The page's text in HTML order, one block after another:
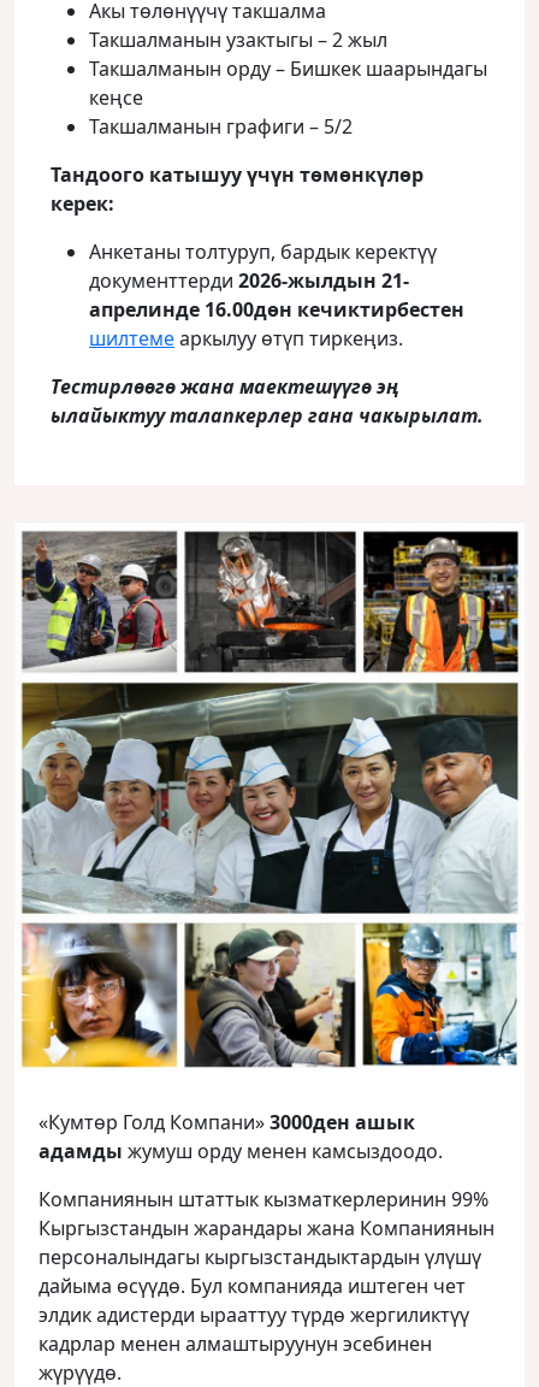
Акы төлөнүүчү такшалма
Такшалманын узактыгы – 2 жыл
Такшалманын орду – Бишкек шаарындагы
кеңсе
Такшалманын графиги – 5/2
Тандоого катышуу үчүн төмөнкүлөр
керек:
Анкетаны толтуруп, бардык керектүү
документтерди 2026-жылдын 21-
апрелинде 16.00дөн кечиктирбестен
шилтемеаркылуу өтүп тиркеңиз.
Тестирлөөгө жана маектешүүгө эң
ылайыктуу талапкерлер гана чакырылат.
«Кумтөр Голд Компани»3000ден ашык
адамды жумуш орду менен камсыздоодо.
Компаниянын штаттык кызматкерлеринин 99%
Кыргызстандын жарандары жана Компаниянын
персоналындагы кыргызстандыктардын үлүшү
дайыма өсүүдө. Бул компанияда иштеген чет
элдик адистерди ырааттуу түрдө жергиликтүү
кадрлар менен алмаштыруунун эсебинен
жүрүүдө.